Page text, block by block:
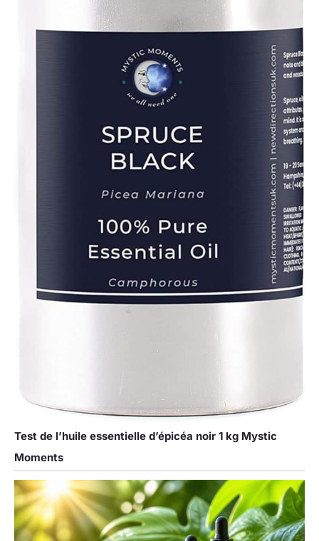
Test de l’huile essentielle d’épicéa noir 1 kg Mystic
Moments